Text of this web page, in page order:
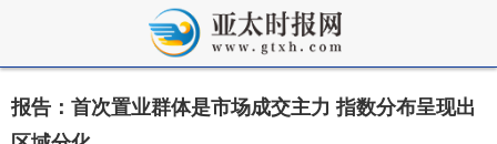
报告：首次置业群体是市场成交主力 指数分布呈现出